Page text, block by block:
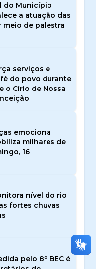
do Município
a atuação das
meio de palestra
serviços e
do povo durante
o Círio de Nossa
emociona
milhares de
16
nível do rio
fortes chuvas
pelo 8º BEC é